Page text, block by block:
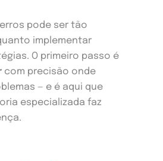
pode ser tão
implementar
O primeiro passo é
com precisão onde
— e é aqui que
especializada faz